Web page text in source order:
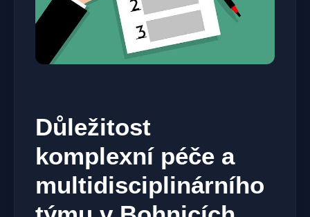
Důležitost
komplexní péče a
multidisciplinárního